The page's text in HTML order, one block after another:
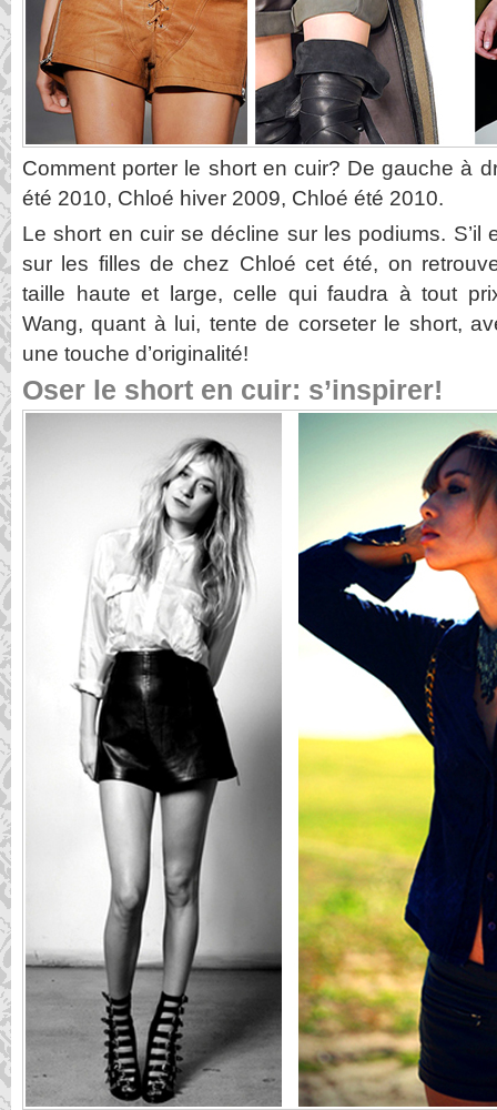
Comment porter le short en cuir? De gauche à
été 2010, Chloé hiver 2009, Chloé été 2010.
Le short en cuir se décline sur les podiums. S’il
sur les filles de chez Chloé cet été, on
taille haute et large, celle qui faudra à tout
Wang, quant à lui, tente de corseter le short,
une touche d’originalité!
Oser le short en cuir: s’inspirer!